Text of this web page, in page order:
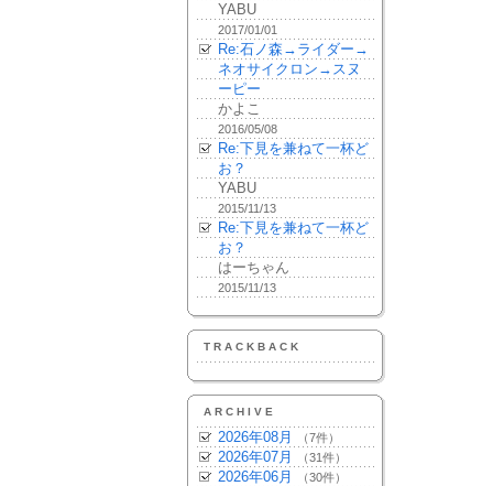
YABU
2017/01/01
Re:石ノ森→ライダー→
ネオサイクロン→スヌ
ーピー
かよこ
2016/05/08
Re:下見を兼ねて一杯ど
お？
YABU
2015/11/13
Re:下見を兼ねて一杯ど
お？
はーちゃん
2015/11/13
TRACKBACK
ARCHIVE
2026年08月 （7件）
2026年07月 （31件）
2026年06月 （30件）